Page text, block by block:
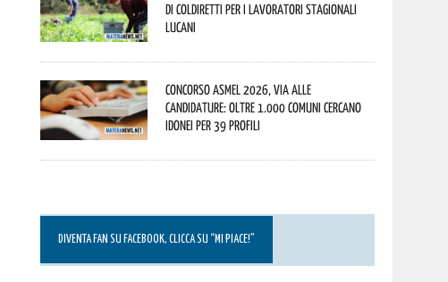
di Coldiretti per i lavoratori stagionali
lucani
Concorso Asmel 2026, via alle
candidature: oltre 1.000 Comuni cercano
idonei per 39 profili
DIVENTA FAN SU FACEBOOK, CLICCA SU “MI PIACE!”